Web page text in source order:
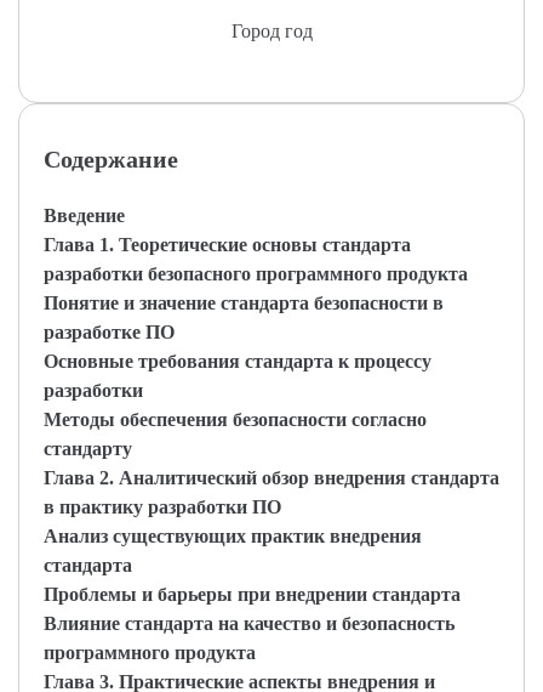
Город год
Содержание
Введение
Глава 1. Теоретические основы стандарта
разработки безопасного программного продукта
Понятие и значение стандарта безопасности в
разработке ПО
Основные требования стандарта к процессу
разработки
Методы обеспечения безопасности согласно
стандарту
Глава 2. Аналитический обзор внедрения стандарта
в практику разработки ПО
Анализ существующих практик внедрения
стандарта
Проблемы и барьеры при внедрении стандарта
Влияние стандарта на качество и безопасность
программного продукта
Глава 3. Практические аспекты внедрения и